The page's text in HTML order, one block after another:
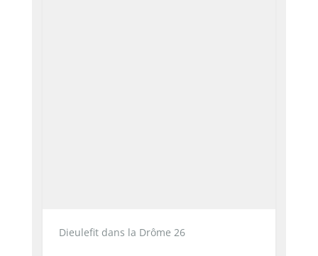
Dieulefit dans la Drôme 26